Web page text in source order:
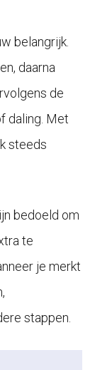
belangrijk.
daarna
de
daling. Met
steeds
bedoeld om
te
je merkt
stappen.